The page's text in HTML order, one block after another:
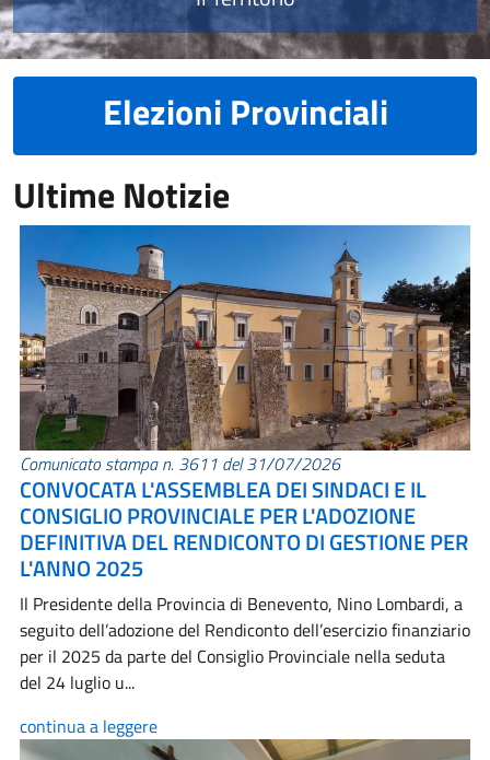
Elezioni Provinciali
Ultime Notizie
Comunicato stampa n. 3611 del 31/07/2026
CONVOCATA L'ASSEMBLEA DEI SINDACI E IL
CONSIGLIO PROVINCIALE PER L'ADOZIONE
DEFINITIVA DEL RENDICONTO DI GESTIONE PER
L'ANNO 2025
Il Presidente della Provincia di Benevento, Nino Lombardi, a
seguito dell’adozione del Rendiconto dell’esercizio finanziario
per il 2025 da parte del Consiglio Provinciale nella seduta
del 24 luglio u...
continua a leggere